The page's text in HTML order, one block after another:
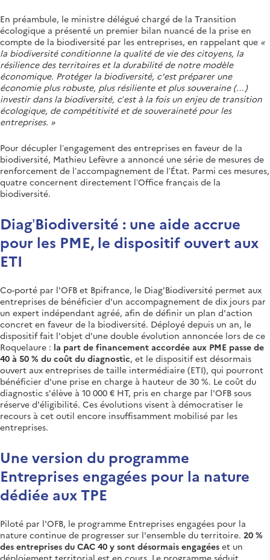
En préambule, le ministre délégué chargé de la Transition
écologique a présenté un premier bilan nuancé de la prise en
compte de la biodiversité par les entreprises, en rappelant que «
la biodiversité conditionne la qualité de vie des citoyens, la
résilience des territoires et la durabilité de notre modèle
économique. Protéger la biodiversité, c'est préparer une
économie plus robuste, plus résiliente et plus souveraine (…)
investir dans la biodiversité, c’est à la fois un enjeu de transition
écologique, de compétitivité et de souveraineté pour les
entreprises. »
Pour décupler l’engagement des entreprises en faveur de la
biodiversité, Mathieu Lefèvre a annoncé une série de mesures de
renforcement de l’accompagnement de l’État. Parmi ces mesures,
quatre concernent directement l’Office français de la
biodiversité.
Diag’Biodiversité : une aide accrue
pour les PME, le dispositif ouvert aux
ETI
Co-porté par l'OFB et Bpifrance, le Diag'Biodiversité permet aux
entreprises de bénéficier d'un accompagnement de dix jours par
un expert indépendant agréé, afin de définir un plan d'action
concret en faveur de la biodiversité. Déployé depuis un an, le
dispositif fait l'objet d'une double évolution annoncée lors de ce
Roquelaure : la part de financement accordée aux PME passe de
40 à 50 % du coût du diagnostic, et le dispositif est désormais
ouvert aux entreprises de taille intermédiaire (ETI), qui pourront
bénéficier d'une prise en charge à hauteur de 30 %. Le coût du
diagnostic s'élève à 10 000 € HT, pris en charge par l'OFB sous
réserve d'éligibilité. Ces évolutions visent à démocratiser le
recours à cet outil encore insuffisamment mobilisé par les
entreprises.
Une version du programme
Entreprises engagées pour la nature
dédiée aux TPE
Piloté par l'OFB, le programme Entreprises engagées pour la
nature continue de progresser sur l'ensemble du territoire. 20 %
des entreprises du CAC 40 y sont désormais engagées et un